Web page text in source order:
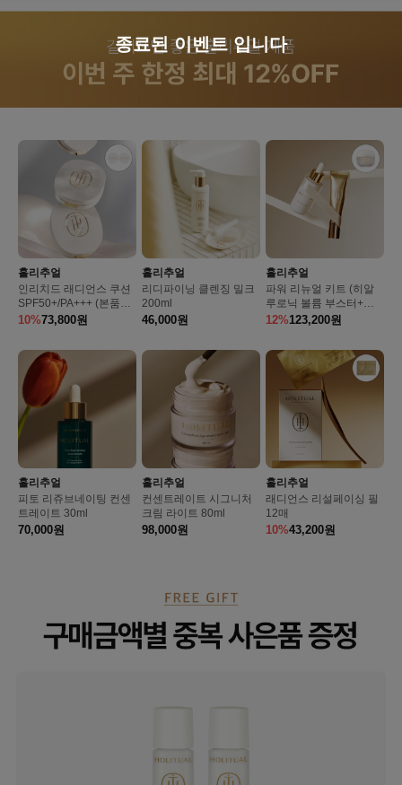
홀리추얼
인리치드 래디언스 쿠션
SPF50+/PA+++ (본품13
g + 리필13g)
10%73,800원
홀리추얼
리디파이닝 클렌징 밀크
200ml
46,000원
홀리추얼
파워 리뉴얼 키트 (히알
루로닉 볼륨 부스터+링
클 리설페이싱 코렉터)
12%123,200원
홀리추얼
피토 리쥬브네이팅 컨센
트레이트 30ml
70,000원
홀리추얼
컨센트레이트 시그니처
크림 라이트 80ml
98,000원
홀리추얼
래디언스 리설페이싱 필
12매
10%43,200원
종료된 이벤트 입니다